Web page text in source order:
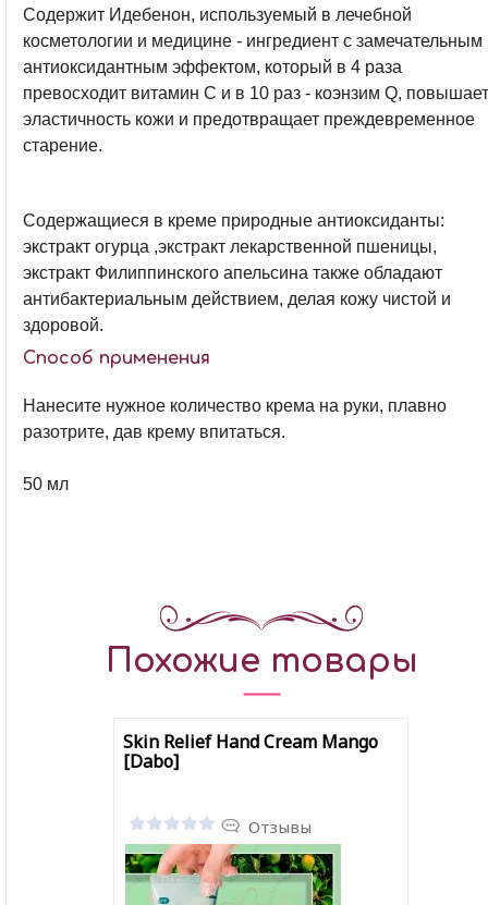
Содержит Идебенон, используемый в лечебной
косметологии и медицине - ингредиент с замечательным
антиоксидантным эффектом, который в 4 раза
превосходит витамин С и в 10 раз - коэнзим Q, повышает
эластичность кожи и предотвращает преждевременное
старение.
Содержащиеся в креме природные антиоксиданты:
экстракт огурца ,экстракт лекарственной пшеницы,
экстракт Филиппинского апельсина также обладают
антибактериальным действием, делая кожу чистой и
здоровой.
Способ применения
Нанесите нужное количество крема на руки, плавно
разотрите, дав крему впитаться.
50 мл
Похожие товары
Skin Relief Hand Cream Mango
[Dabo]
Отзывы